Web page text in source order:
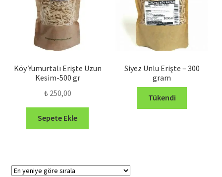
Köy Yumurtalı Erişte Uzun
Kesim-500 gr
₺250,00
Sepete Ekle
Siyez Unlu Erişte – 300
gram
Tükendi